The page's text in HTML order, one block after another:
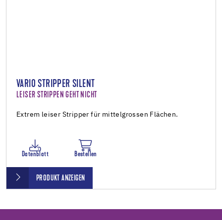
VARIO STRIPPER SILENT
LEISER STRIPPEN GEHT NICHT
Extrem leiser Stripper für mittelgrossen Flächen.
Datenblatt Bestellen
PRODUKT ANZEIGEN